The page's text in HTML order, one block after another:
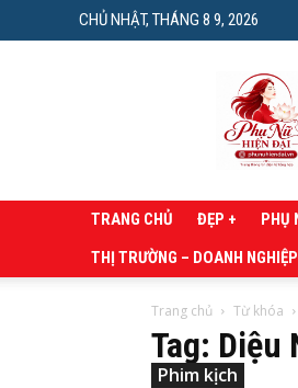
CHỦ NHẬT, THÁNG 8 9, 2026
Phụ
nữ
hiện
đại
TRANG CHỦ ĐẸP + PHỤ
THỊ TRƯỜNG – DOANH NGHIỆP
Trang chủ Từ khóa
Tag: Diệu
Phim kịch